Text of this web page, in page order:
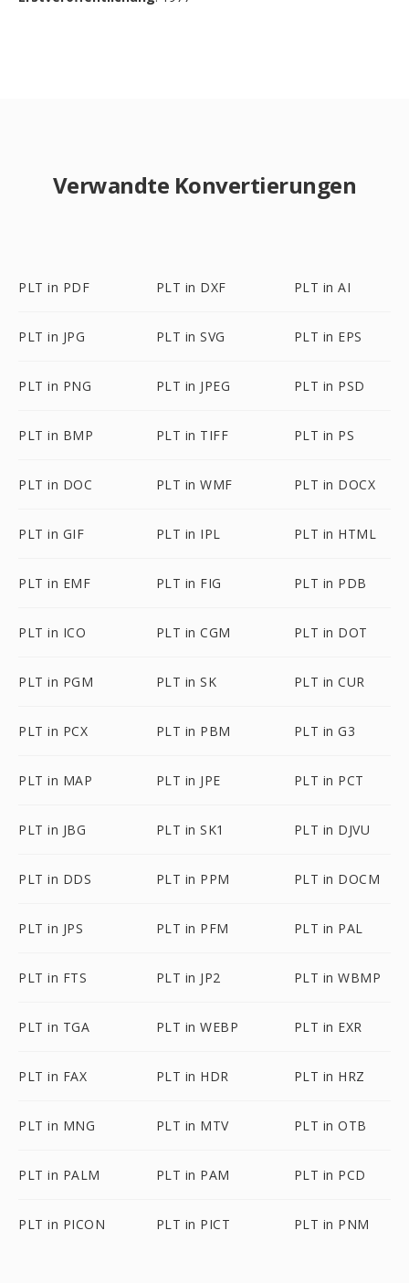
Verwandte Konvertierungen
PLT in PDF PLT in DXF PLT in AI
PLT in JPG PLT in SVG PLT in EPS
PLT in PNG PLT in JPEG PLT in PSD
PLT in BMP PLT in TIFF PLT in PS
PLT in DOC PLT in WMF PLT in DOCX
PLT in GIF PLT in IPL PLT in HTML
PLT in EMF PLT in FIG PLT in PDB
PLT in ICO PLT in CGM PLT in DOT
PLT in PGM PLT in SK PLT in CUR
PLT in PCX PLT in PBM PLT in G3
PLT in MAP PLT in JPE PLT in PCT
PLT in JBG PLT in SK1 PLT in DJVU
PLT in DDS PLT in PPM PLT in DOCM
PLT in JPS PLT in PFM PLT in PAL
PLT in FTS PLT in JP2 PLT in WBMP
PLT in TGA PLT in WEBP PLT in EXR
PLT in FAX PLT in HDR PLT in HRZ
PLT in MNG PLT in MTV PLT in OTB
PLT in PALM PLT in PAM PLT in PCD
PLT in PICON PLT in PICT PLT in PNM